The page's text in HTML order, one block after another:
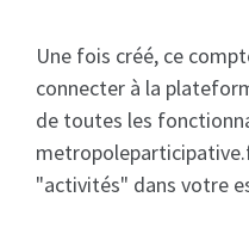
Une fois créé, ce
connecter à la
de toutes les
"activités" dans votre